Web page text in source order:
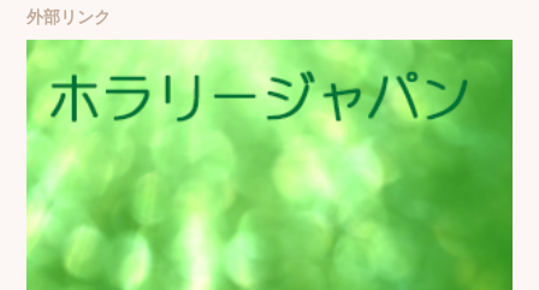
外部リンク